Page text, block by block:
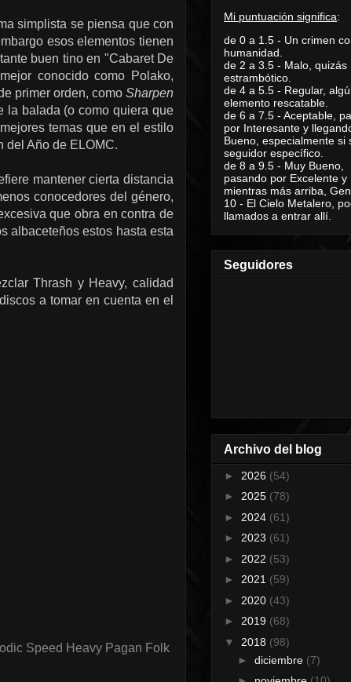
simplista se piensa que con
esos elementos tienen
buen tino en "Cabaret De
conocido como Polako,
primer orden, como Sharpen
la balada (o como quiera que
temas que en el estilo
del Año de ELOMC.
mantener cierta distancia
conocedores del género,
que obra en contra de
albaceteños estos hasta esta
Thrash y Heavy, calidad
a tomar en cuenta en el
Speed Heavy Pagan Folk
Mi puntuación significa:
de 0 a 1.5 - Un crimen
humanidad.
de 2 a 3.5 - Malo, quizás
estrambótico.
de 4 a 5.5 - Regular,
elemento rescatable.
de 6 a 7.5 - Aceptable,
por Interesante y
Bueno, especialmente si
seguidor específico.
de 8 a 9.5 - Muy Bueno,
pasando por Excelente y
mientras más arriba,
10 - El Cielo Metalero,
llamados a entrar allí.
Seguidores
Archivo del blog
► 2026 (54)
► 2025 (78)
► 2024 (61)
► 2023 (61)
► 2022 (53)
► 2021 (59)
► 2020 (43)
► 2019 (68)
▼ 2018 (98)
► diciembre (7)